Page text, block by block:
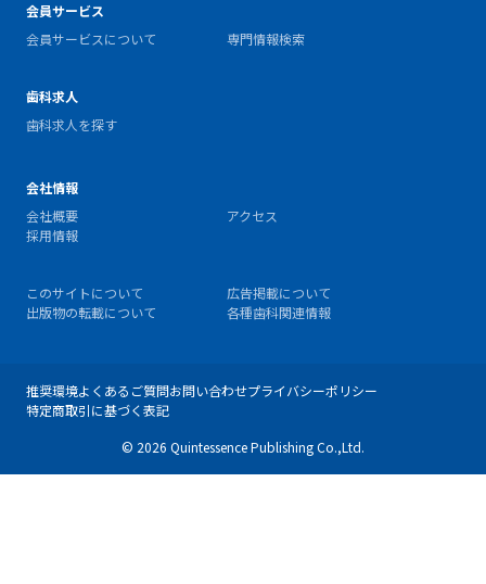
会員サービス
会員サービスについて
専門情報検索
歯科求人
歯科求人を探す
会社情報
会社概要
アクセス
採用情報
このサイトについて
広告掲載について
出版物の転載について
各種歯科関連情報
推奨環境よくあるご質問お問い合わせプライバシーポリシー
特定商取引に基づく表記
© 2026 Quintessence Publishing Co.,Ltd.